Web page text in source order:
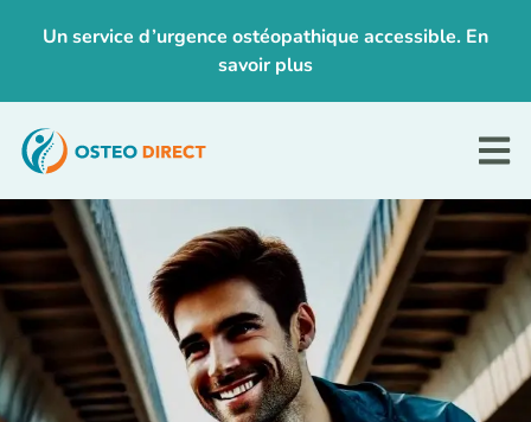
Un service d’urgence ostéopathique accessible. En
savoir plus